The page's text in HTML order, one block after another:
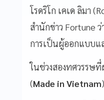
โรดริโก เคเด ลิมา
สำนักข่าว Fortune
การเป็นผู้ออกแบบแ
ในช่วงสองทศวรรษที่
(Made in Vietnam